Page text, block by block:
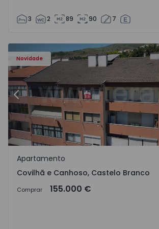
3 2 89 90 7
Novidade
- 18
Apartamento T2 Covilhã, Covilhã e
Anterior
Covilhã e Canhoso, Castelo Branco
Apartamento
Covilhã e Canhoso, Castelo Branco
Comprar 155.000 €